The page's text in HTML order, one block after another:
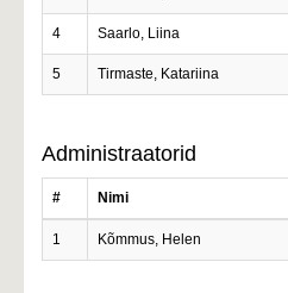
4 Saarlo, Liina
5 Tirmaste, Katariina
Administraatorid
# Nimi
1 Kõmmus, Helen